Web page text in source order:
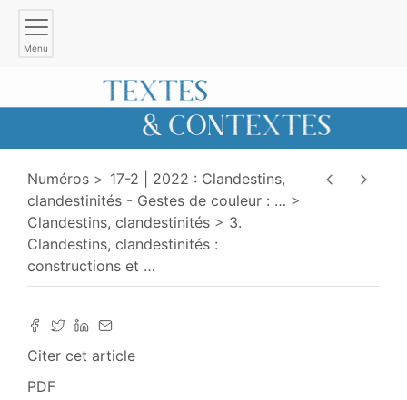
Menu
Numéros
17-2 | 2022 : Clandestins,
clandestinités - Gestes de couleur : …
Clandestins, clandestinités
3.
Clandestins, clandestinités :
constructions et …
Citer cet article
PDF